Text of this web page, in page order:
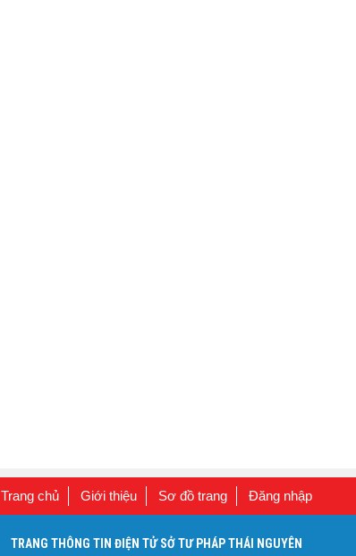
Trang chủ Giới thiệu Sơ đồ trang Đăng nhập
TRANG THÔNG TIN ĐIỆN TỬ SỞ TƯ PHÁP THÁI NGUYÊN